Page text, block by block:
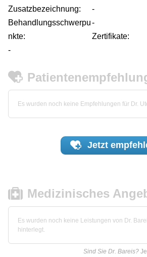
Zusatzbezeichnung:
-
Behandlungsschwerpu
nkte:
-
Zertifikate:
-
Es wurden noch keine Empfehlungen für Dr.
Jetzt
Medizinisches
Es wurden noch keine Leistungen von Dr.
hinterlegt.
Sind Sie Dr. Bareis?